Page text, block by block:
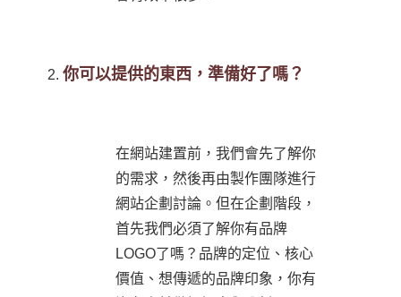
你可以提供的東西，準備好了嗎？
在網站建置前，我們會先了解你
的需求，然後再由製作團隊進行
網站企劃討論。但在企劃階段，
首先我們必須了解你有品牌
LOGO了嗎？品牌的定位、核心
價值、想傳遞的品牌印象，你有